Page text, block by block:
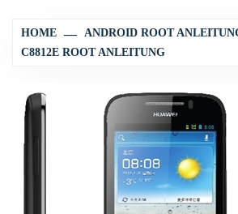
HOME ANDROID ROOT
C8812E ROOT ANLEITUNG